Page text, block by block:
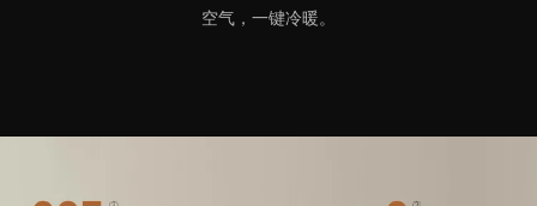
空气，一键冷暖。